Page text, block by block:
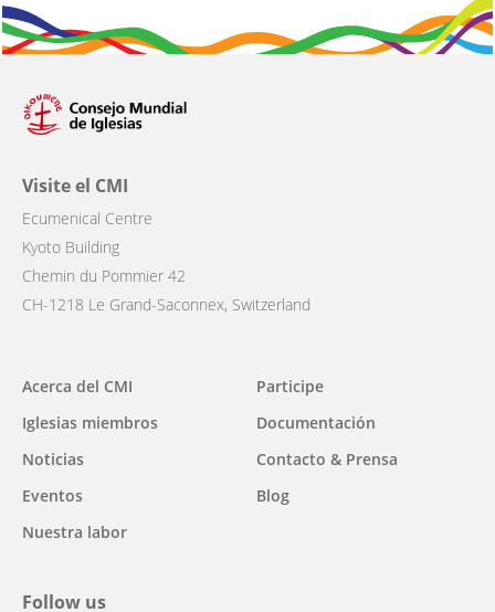
Visite el CMI
Ecumenical Centre
Kyoto Building
Chemin du Pommier 42
CH-1218 Le Grand-Saconnex, Switzerland
Main
navigation
Acerca del CMI
Iglesias miembros
Noticias
Eventos
Nuestra labor
Participe
Documentación
Contacto & Prensa
Blog
Follow us